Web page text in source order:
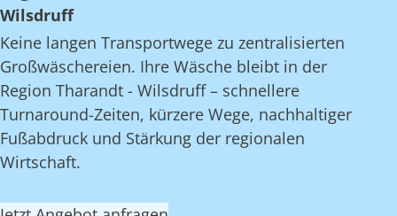
Wilsdruff
Keine langen Transportwege zu zentralisierten
Großwäschereien. Ihre Wäsche bleibt in der
Region Tharandt - Wilsdruff – schnellere
Turnaround-Zeiten, kürzere Wege, nachhaltiger
Fußabdruck und Stärkung der regionalen
Wirtschaft.